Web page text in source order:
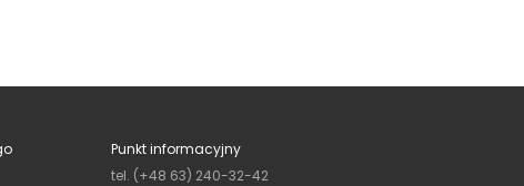
Punkt informacyjny
tel. (+48 63) 240-32-42